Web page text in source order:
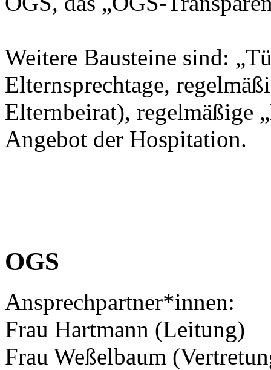
Weitere Bausteine sind:
Elternsprechtage,
Elternbeirat), regelmäßige
Angebot der Hospitation.
OGS
Ansprechpartner*innen:
Frau Hartmann (Leitung)
Frau Weßelbaum